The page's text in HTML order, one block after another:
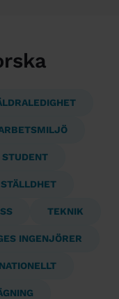
STUDENT
TEKNIK
INGENJÖRER